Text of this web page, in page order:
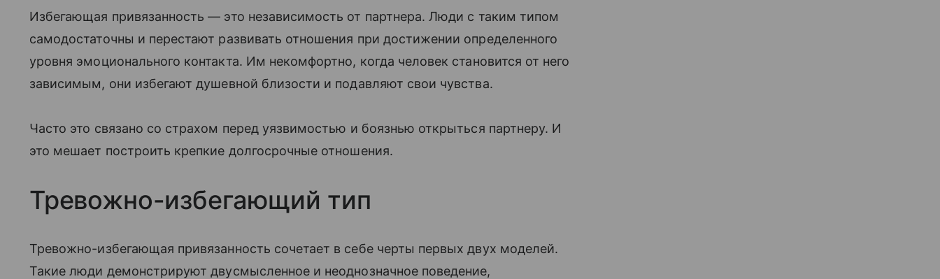
Избегающая привязанность — это независимость от партнера. Люди с таким типом
самодостаточны и перестают развивать отношения при достижении определенного
уровня эмоционального контакта. Им некомфортно, когда человек становится от него
зависимым, они избегают душевной близости и подавляют свои чувства.
Часто это связано со страхом перед уязвимостью и боязнью открыться партнеру. И
это мешает построить крепкие долгосрочные отношения.
Тревожно-избегающий тип
Тревожно-избегающая привязанность сочетает в себе черты первых двух моделей.
Такие люди демонстрируют двусмысленное и неоднозначное поведение,